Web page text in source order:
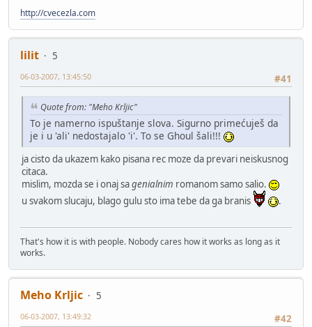
http://cvecezla.com
lilit
5
#41
06-03-2007, 13:45:50
Quote from: "Meho Krljic"
To je namerno ispuštanje slova. Sigurno primećuješ da
je i u 'ali' nedostajalo 'i'. To se Ghoul šali!!!
ja cisto da ukazem kako pisana rec moze da prevari neiskusnog
citaca.
mislim, mozda se i onaj sagenialnim romanom samo salio.
u svakom slucaju, blago gulu sto ima tebe da ga branis
.
That's how it is with people. Nobody cares how it works as long as it
works.
Meho Krljic
5
#42
06-03-2007, 13:49:32